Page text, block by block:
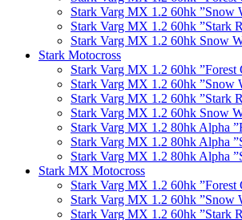
Stark Varg MX 1.2 60hk ”Snow
Stark Varg MX 1.2 60hk ”Stark
Stark Varg MX 1.2 60hk Snow
Stark Motocross
Stark Varg MX 1.2 60hk ”Forest
Stark Varg MX 1.2 60hk ”Snow
Stark Varg MX 1.2 60hk ”Stark
Stark Varg MX 1.2 60hk Snow
Stark Varg MX 1.2 80hk Alpha
Stark Varg MX 1.2 80hk Alpha
Stark Varg MX 1.2 80hk Alpha
Stark MX Motocross
Stark Varg MX 1.2 60hk ”Forest
Stark Varg MX 1.2 60hk ”Snow
Stark Varg MX 1.2 60hk ”Stark